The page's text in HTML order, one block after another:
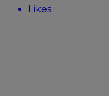
Likes: